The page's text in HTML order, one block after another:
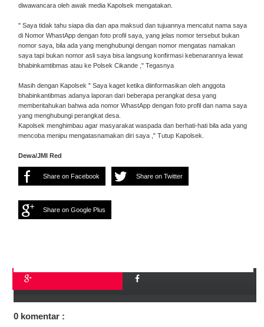
diwawancara oleh awak media Kapolsek mengatakan.
" Saya tidak tahu siapa dia dan apa maksud dan tujuannya mencatut nama saya
di Nomor WhastApp dengan foto profil saya, yang jelas nomor tersebut bukan
nomor saya, bila ada yang menghubungi dengan nomor mengatas namakan
saya tapi bukan nomor asli saya bisa langsung konfirmasi kebenarannya lewat
bhabinkamtibmas atau ke Polsek Cikande ," Tegasnya
Masih dengan Kapolsek " Saya kaget ketika diinformasikan oleh anggota
bhabinkantibmas adanya laporan dari beberapa perangkat desa yang
memberitahukan bahwa ada nomor WhastApp dengan foto profil dan nama saya
yang menghubungi perangkat desa.
Kapolsek menghimbau agar masyarakat waspada dan berhati-hati bila ada yang
mencoba menipu mengatasnamakan diri saya ," Tutup Kapolsek.
Dewa/JMI Red
Share on Facebook Share on Twitter
Share on Google Plus
0 komentar :